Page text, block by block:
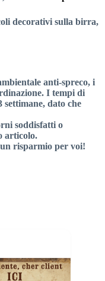
decorativi sulla birra,
anti-spreco, i
I tempi di
settimane, dato che
soddisfatti o
articolo.
risparmio per voi!